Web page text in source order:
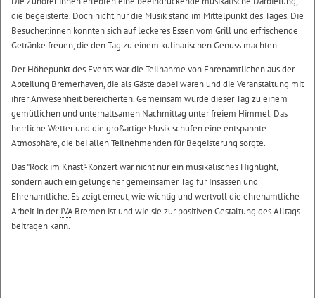
die begeisterte. Doch nicht nur die Musik stand im Mittelpunkt des Tages. Die
Besucher:innen konnten sich auf leckeres Essen vom Grill und erfrischende
Getränke freuen, die den Tag zu einem kulinarischen Genuss machten.
Der Höhepunkt des Events war die Teilnahme von Ehrenamtlichen aus der
Abteilung Bremerhaven, die als Gäste dabei waren und die Veranstaltung mit
ihrer Anwesenheit bereicherten. Gemeinsam wurde dieser Tag zu einem
gemütlichen und unterhaltsamen Nachmittag unter freiem Himmel. Das
herrliche Wetter und die großartige Musik schufen eine entspannte
Atmosphäre, die bei allen Teilnehmenden für Begeisterung sorgte.
Das "Rock im Knast"-Konzert war nicht nur ein musikalisches Highlight,
sondern auch ein gelungener gemeinsamer Tag für Insassen und
Ehrenamtliche. Es zeigt erneut, wie wichtig und wertvoll die ehrenamtliche
Arbeit in derJVABremen ist und wie sie zur positiven Gestaltung des Alltags
beitragen kann.